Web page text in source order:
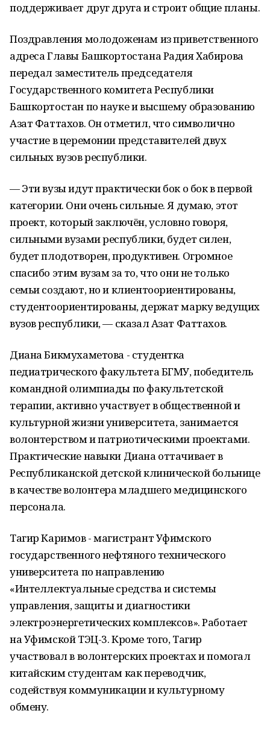
поддерживает друг друга и строит общие планы.
Поздравления молодоженам из приветственного
адреса Главы Башкортостана Радия Хабирова
передал заместитель председателя
Государственного комитета Республики
Башкортостан по науке и высшему образованию
Азат Фаттахов. Он отметил, что символично
участие в церемонии представителей двух
сильных вузов республики.
— Эти вузы идут практически бок о бок в первой
категории. Они очень сильные. Я думаю, этот
проект, который заключён, условно говоря,
сильными вузами республики, будет силен,
будет плодотворен, продуктивен. Огромное
спасибо этим вузам за то, что они не только
семьи создают, но и клиентоориентированы,
студентоориентированы, держат марку ведущих
вузов республики, — сказал Азат Фаттахов.
Диана Бикмухаметова - студентка
педиатрического факультета БГМУ, победитель
командной олимпиады по факультетской
терапии, активно участвует в общественной и
культурной жизни университета, занимается
волонтерством и патриотическими проектами.
Практические навыки Диана оттачивает в
Республиканской детской клинической больнице
в качестве волонтера младшего медицинского
персонала.
Тагир Каримов - магистрант Уфимского
государственного нефтяного технического
университета по направлению
«Интеллектуальные средства и системы
управления, защиты и диагностики
электроэнергетических комплексов». Работает
на Уфимской ТЭЦ-3. Кроме того, Тагир
участвовал в волонтерских проектах и помогал
китайским студентам как переводчик,
содействуя коммуникации и культурному
обмену.